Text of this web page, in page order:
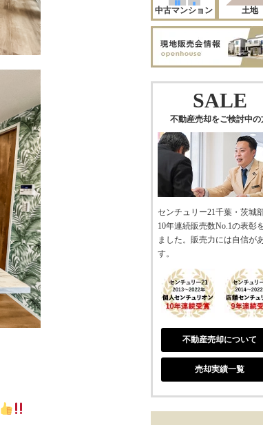
中古マンション 土地
SALE
不動産売却をご検討中の
センチュリー21千葉・茨城
10年連続販売数No.1の表彰
ました。販売力には自信が
す。
不動産売却について
売却実績一覧